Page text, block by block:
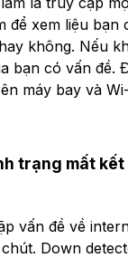
để xem liệu bạn
không. Nếu
bạn có vấn đề.
máy bay và
trạng mất
vấn đề về
Down